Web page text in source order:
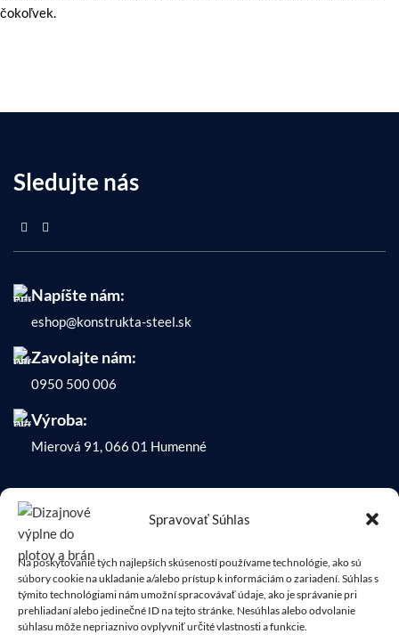
Spravovať Súhlas
Na poskytovanie tých najlepších skúseností používame technológie, ako sú
súbory cookie na ukladanie a/alebo prístup k informáciám o zariadení. Súhlas s
týmito technológiami nám umožní spracovávať údaje, ako je správanie pri
prehliadaní alebo jedinečné ID na tejto stránke. Nesúhlas alebo odvolanie
súhlasu môže nepriaznivo ovplyvniť určité vlastnosti a funkcie.
čokoľvek.
Sledujte nás
Napíšte nám:
eshop@konstrukta-steel.sk
Zavolajte nám:
0950 500 006
Výroba:
Mierová 91, 066 01 Humenné
KATALÓG
KONSTRUKTA STEEL s.r.o.2022